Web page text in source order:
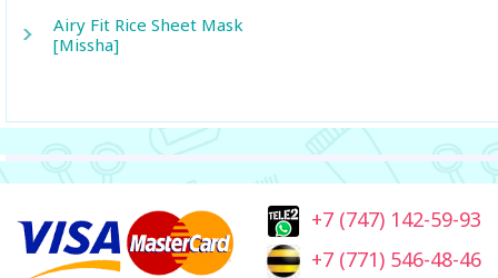
Airy Fit Rice Sheet Mask
[Missha]
+7 (747) 142-59-93
+7 (771) 546-48-46